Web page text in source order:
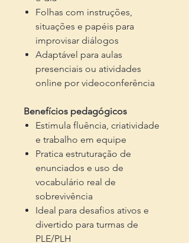
Folhas com instruções,
situações e papéis para
improvisar diálogos
Adaptável para aulas
presenciais ou atividades
online por videoconferência
Benefícios pedagógicos
Estimula fluência, criatividade
e trabalho em equipe
Pratica estruturação de
enunciados e uso de
vocabulário real de
sobrevivência
Ideal para desafios ativos e
divertido para turmas de
PLE/PLH